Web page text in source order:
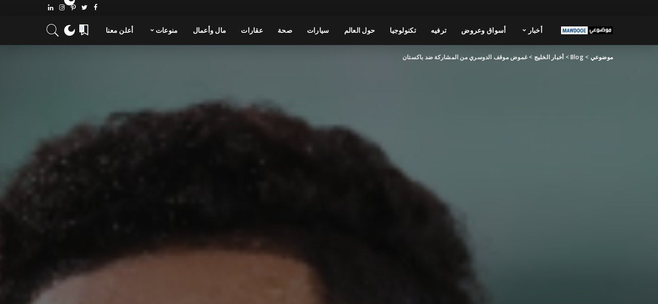
أخبار أسواق وعروض ترفيه تكنولوجيا حول العالم سيارات صحة عقارات مال وأعمال منوعات أعلن معنا 0
موضوعي >
Blog
> أخبار الخليج >غموض موقف الدوسري من المشاركة ضد باكستان